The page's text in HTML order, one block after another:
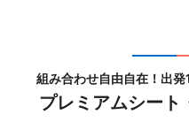
組み合わせ自由自在！出
プレミアムシート